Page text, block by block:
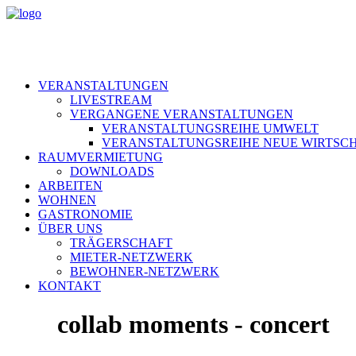
VERANSTALTUNGEN
LIVESTREAM
VERGANGENE VERANSTALTUNGEN
VERANSTALTUNGSREIHE UMWELT
VERANSTALTUNGSREIHE NEUE
RAUMVERMIETUNG
DOWNLOADS
ARBEITEN
WOHNEN
GASTRONOMIE
ÜBER UNS
TRÄGERSCHAFT
MIETER-NETZWERK
BEWOHNER-NETZWERK
KONTAKT
collab moments - concert